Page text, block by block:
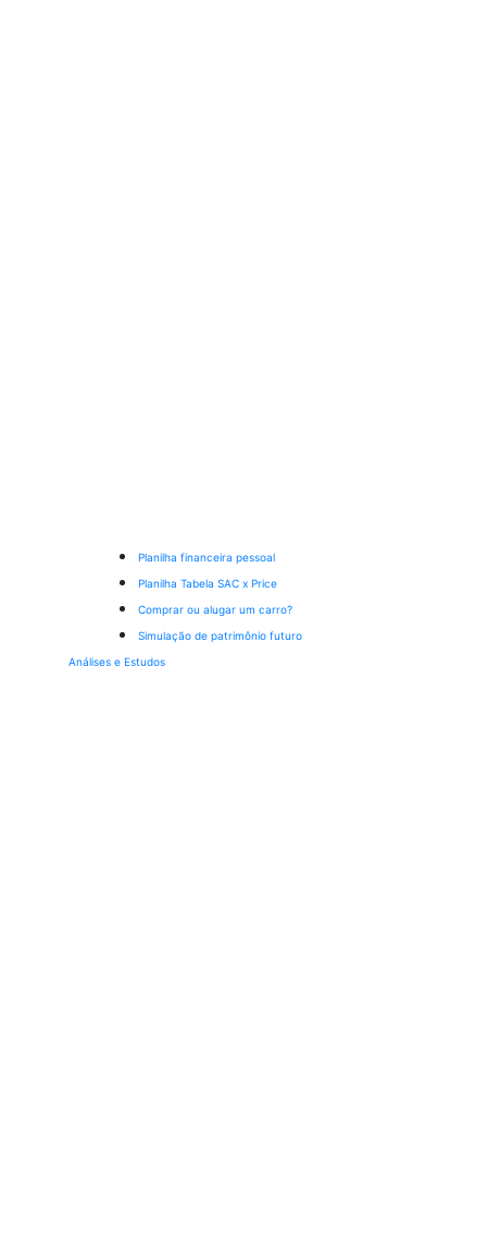
Planilha financeira pessoal
Planilha Tabela SAC x Price
Comprar ou alugar um carro?
Simulação de patrimônio futuro
Análises e Estudos